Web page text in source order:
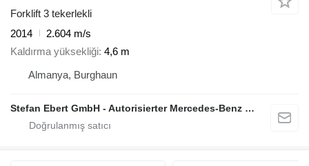
Forklift 3 tekerlekli
2014
2.604 m/s
Kaldırma yüksekliği 4,6 m
Almanya, Burghaun
Stefan Ebert GmbH - Autorisierter Mercedes-Benz Servicepartner